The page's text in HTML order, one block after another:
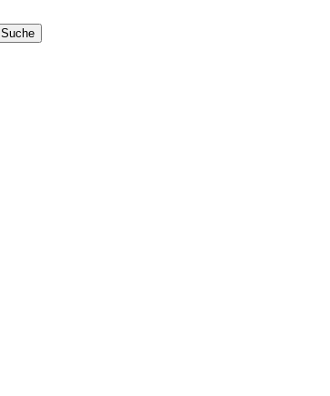
Suche